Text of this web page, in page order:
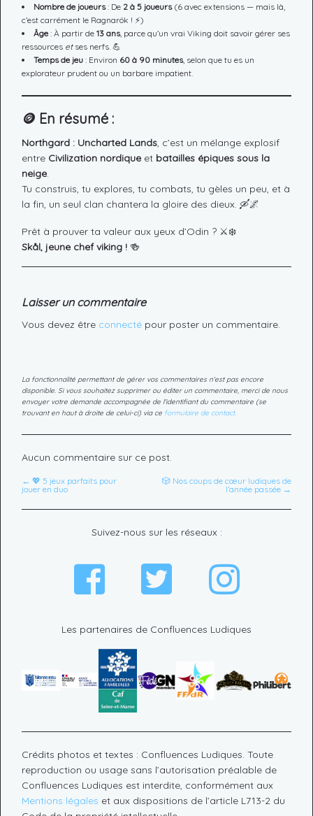
Nombre de joueurs: De 2 à 5 joueurs(6 avec extensions — mais là,
c’est carrément le Ragnarök ! ⚡)
Âge : À partir de 13 ans, parce qu’un vrai Viking doit savoir gérer ses
ressources etses nerfs. 💪
Temps de jeu : Environ 60 à 90 minutes, selon que tu es un
explorateur prudent ou un barbare impatient.
🪙 En résumé :
Northgard : Uncharted Lands, c’est un mélange explosif
entre Civilization nordique et batailles épiques sous la
neige.
Tu construis, tu explores, tu combats, tu gèles un peu, et à
la fin, un seul clan chantera la gloire des dieux. 🛶🌌
Prêt à prouver ta valeur aux yeux d’Odin ? ⚔️❄️
Skål, jeune chef viking ! 🍻
Laisser un commentaire
Vous devez être connecté pour poster un commentaire.
La fonctionnalité permettant de gérer vos commentaires n'est pas encore
disponible. Si vous souhaitez supprimer ou éditer un commentaire, merci de nous
envoyer votre demande accompagnée de l'identifiant du commentaire (se
trouvant en haut à droite de celui-ci) via ce formulaire de contact.
Aucun commentaire sur ce post.
← 💖 5 jeux parfaits pour
jouer en duo
🎲 Nos coups de cœur ludiques de
l’année passée →
Les partenaires de Confluences Ludiques
Suivez-nous sur les réseaux :
Crédits photos et textes : Confluences Ludiques. Toute
reproduction ou usage sans l’autorisation préalable de
Confluences Ludiques est interdite, conformément aux
Mentions légales et aux dispositions de l’article L713-2 du